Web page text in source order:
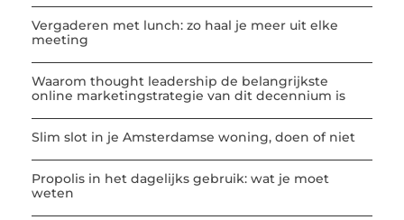
Vergaderen met lunch: zo haal je meer uit elke
meeting
Waarom thought leadership de belangrijkste
online marketingstrategie van dit decennium is
Slim slot in je Amsterdamse woning, doen of niet
Propolis in het dagelijks gebruik: wat je moet
weten